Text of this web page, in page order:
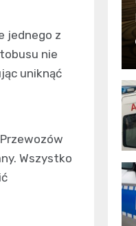
jednego z
nie
uniknąć
Wszystko